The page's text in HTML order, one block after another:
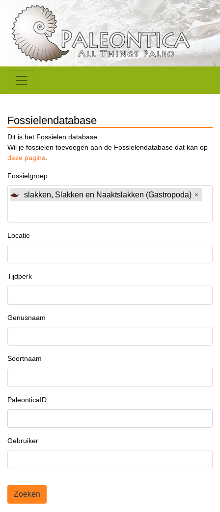
Fossielendatabase
Dit is het Fossielen database.
Wil je fossielen toevoegen aan de Fossielendatabase dat kan op
deze pagina.
Fossielgroep
slakken, Slakken en Naaktslakken (Gastropoda)
Locatie
Tijdperk
Genusnaam
Soortnaam
PaleonticaID
Gebruiker
Zoeken